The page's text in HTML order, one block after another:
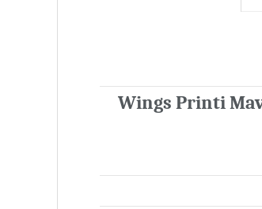
Wings Printi